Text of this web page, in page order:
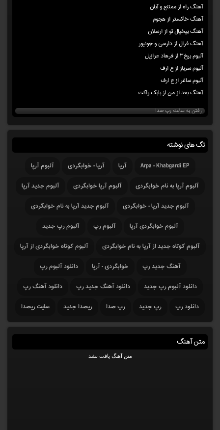
آهنگ راه از ممتنع و آبان
آهنگ خاکستر از هجوم
آهنگ بیخیال تو از ارسلان
آهنگ فرال از دارسی و جونیور
آلبوم بیخ۳ از فرهاد عزازیل
آلبوم سرباز از ع ارف
آلبوم ساغر از ع ارف
آهنگ بعد از من از بابک راکت
رفتن به سایت رپ صدا
تگ های نوشته
Arpa - Khabgardi EP آرپا آرپا - خوابگردی
آلبوم آرپا
آلبوم آرپا به نام خوابگردی
آلبوم آرپا خوابگردی
آلبوم جدید آرپا
آلبوم جدید آرپا - خوابگردی
آلبوم جدید آرپا به نام خوابگردی
آلبوم خوابگردی آرپا
آلبوم رپ
آلبوم رپ جدید
آلبوم کوتاه جدید از آرپا به نام خوابگردی
آلبوم کوتاه خوابگردی از آرپا
آهنگ جدید رپ
خوابگردی - آرپا
دانلود آلبوم رپ
دانلود آلبوم رپ جدید
دانلود آهنگ جدید رپ
دانلود آهنگ رپ
دانلود رپ
رپ جدید رپ صدا رپصدا جدید سایت رپصدا
متن آهنگ
متن آهنگ یافت نشد